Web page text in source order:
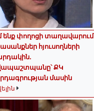
ենք փողոցի տաղավարում
հյուսողների
ՔԿ
մասին